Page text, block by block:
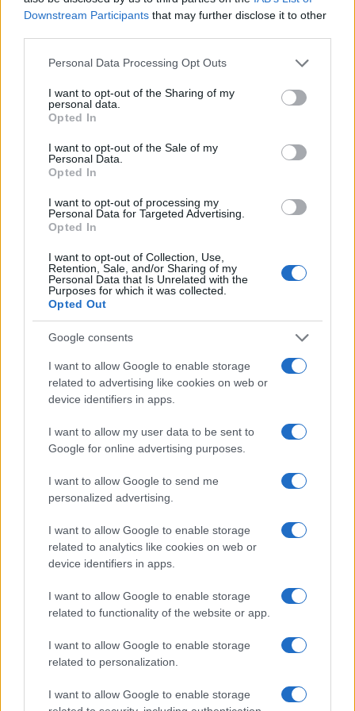
Downstream Participants that may further disclose it to other
Please note that this website/app uses one or more Google
not limited to your visit or usage behaviour. You may click to
grant or deny consent to Google and its third-party tags to
use your data for below specified purposes in below Google
consent section.
Personal Data Processing Opt Outs
I want to opt-out of the Sharing of my
personal data.
Opted In
I want to opt-out of the Sale of my
Personal Data.
Opted In
I want to opt-out of processing my
Personal Data for Targeted Advertising.
Opted In
I want to opt-out of Collection, Use,
Retention, Sale, and/or Sharing of my
Personal Data that Is Unrelated with the
Purposes for which it was collected.
Opted Out
Google consents
I want to allow Google to enable storage
related to advertising like cookies on web or
device identifiers in apps.
I want to allow my user data to be sent to
Google for online advertising purposes.
I want to allow Google to send me
personalized advertising.
I want to allow Google to enable storage
related to analytics like cookies on web or
device identifiers in apps.
I want to allow Google to enable storage
related to functionality of the website or app.
I want to allow Google to enable storage
related to personalization.
I want to allow Google to enable storage
Quienes somos
Señala una noticia
Síguenos en Facebook
Actualidad.es es la gran fuente de información social. Actualidad,
televisión, crónica, deportes, gente, política y todas las noticias sobre
su ciudad.
Para señalar a la redacción de cualquier error en el uso del material
confidencial, escríbanos a
: nos ocuparemos de
Copyright © 2024 | Actualidad.es - Publicado en España por
- Numero REA 2729933 - Todos los derechos reservados.
Contacto-Politica de cookies- Política de privacidad Aviso legal
Procesamiento de datos
tecnología con Inteligencia Artificial y por creadores independientes
Italia
Casa Magazine
Donne Magazine
Food Blog
Motor Magazine
Notizie.it
Offerte Shopping
Professione Lavoro